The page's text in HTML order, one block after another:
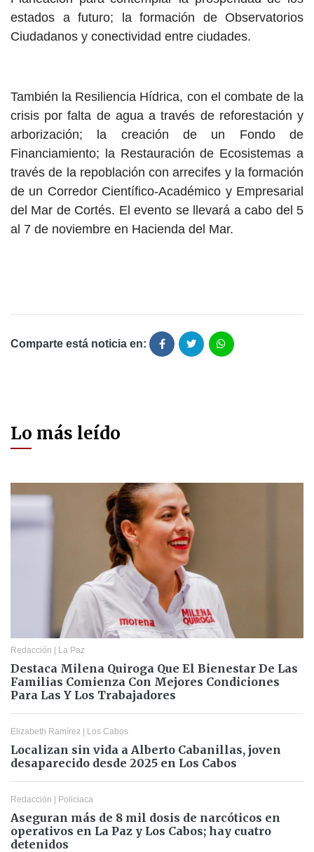
estados a futuro; la formación de Observatorios
Ciudadanos y conectividad entre ciudades.
También la Resiliencia Hídrica, con el combate de la
crisis por falta de agua a través de reforestación y
arborización; la creación de un Fondo de
Financiamiento; la Restauración de Ecosistemas a
través de la repoblación con arrecifes y la formación
de un Corredor Científico-Académico y Empresarial
del Mar de Cortés. El evento se llevará a cabo del 5
al 7 de noviembre en Hacienda del Mar.
Comparte está noticia en:
Lo más leído
Redacción | La Paz
Destaca Milena Quiroga Que El Bienestar De Las
Familias Comienza Con Mejores Condiciones
Para Las Y Los Trabajadores
Elizabeth Ramírez | Los Cabos
Localizan sin vida a Alberto Cabanillas, joven
desaparecido desde 2025 en Los Cabos
Redacción | Policiaca
Aseguran más de 8 mil dosis de narcóticos en
operativos en La Paz y Los Cabos; hay cuatro
detenidos